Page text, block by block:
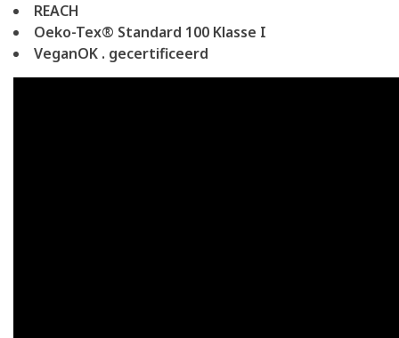
REACH
Oeko-Tex® Standard 100 Klasse I
VeganOK . gecertificeerd